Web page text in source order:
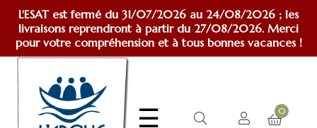
L'ESAT est fermé du 31/07/2026 au 24/08/2026 ; les
livraisons reprendront à partir du 27/08/2026. Merci
pour votre compréhension et à tous bonnes vacances !
Basculer
☰ 0